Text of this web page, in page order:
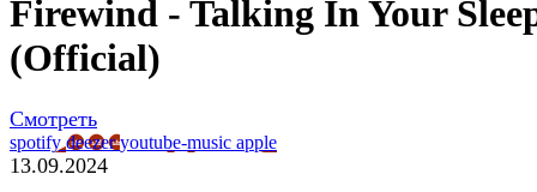
Firewind - Talking In Your
(Official)
Смотреть
spotifydeezeryoutube-music apple
13.09.2024